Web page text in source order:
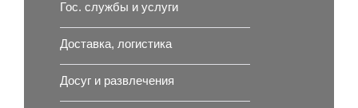
Гос. службы и услуги
Доставка, логистика
Досуг и развлечения